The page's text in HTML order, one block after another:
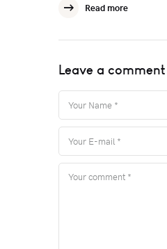
Read more
Leave a comment